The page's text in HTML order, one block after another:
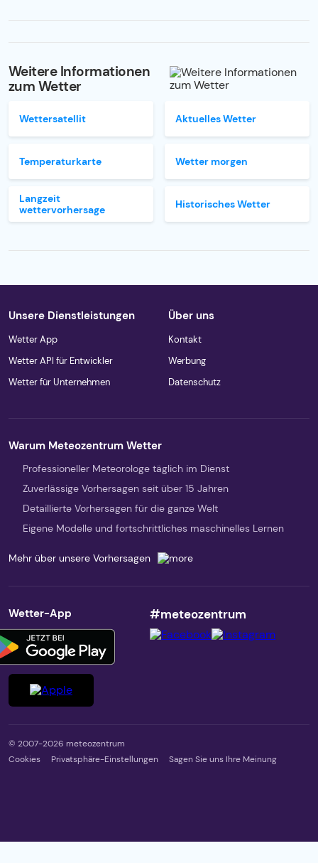
Weitere Informationen
zum Wetter
Wettersatellit
Temperaturkarte
Langzeit
wettervorhersage
Aktuelles Wetter
Wetter morgen
Historisches Wetter
Unsere Dienstleistungen
Wetter App
Wetter API für Entwickler
Wetter für Unternehmen
Über uns
Kontakt
Werbung
Datenschutz
Warum Meteozentrum Wetter
Professioneller Meteorologe täglich im Dienst
Zuverlässige Vorhersagen seit über 15 Jahren
Detaillierte Vorhersagen für die ganze Welt
Eigene Modelle und fortschrittliches maschinelles Lernen
Mehr über unsere Vorhersagen
Wetter-App #meteozentrum
© 2007-2026 meteozentrum
Cookies
Privatsphäre-Einstellungen Sagen Sie uns Ihre Meinung